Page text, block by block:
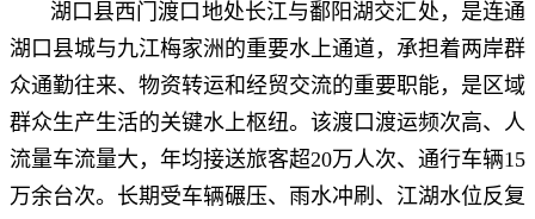
湖口县西门渡口地处长江与鄱阳湖交汇处，是连通
湖口县城与九江梅家洲的重要水上通道，承担着两岸群
众通勤往来、物资转运和经贸交流的重要职能，是区域
群众生产生活的关键水上枢纽。该渡口渡运频次高、人
流量车流量大，年均接送旅客超20万人次、通行车辆15
万余台次。长期受车辆碾压、雨水冲刷、江湖水位反复